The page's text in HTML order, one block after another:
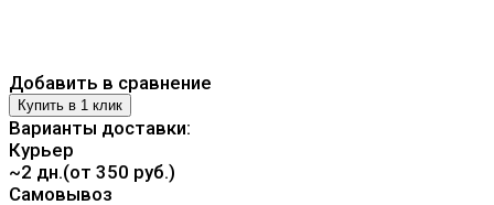
Добавить в сравнение
Варианты доставки:
Курьер
~2 дн.(от 350 руб.)
Самовывоз